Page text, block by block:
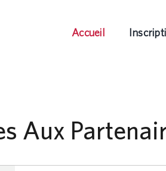
Accueil
Aux